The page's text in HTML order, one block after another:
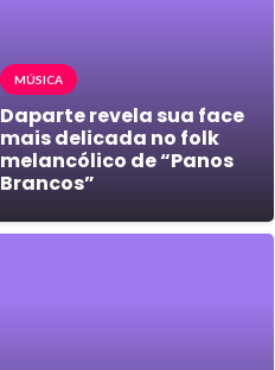
MÚSICA
Daparte revela sua face
mais delicada no folk
melancólico de “Panos
Brancos”